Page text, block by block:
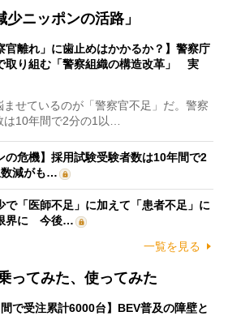
ニッポンの活路」
官離れ」に歯止めはかかるか？】警察庁
取り組む「警察組織の構造改革」 実
せているのが「警察官不足」だ。警察
は10年間で2分の1以…
の危機】採用試験受験者数は10年間で2
減がも…
で「医師不足」に加えて「患者不足」に
界に 今後…
一覧を見る
ってみた、使ってみた
間で受注累計6000台】BEV普及の障壁と